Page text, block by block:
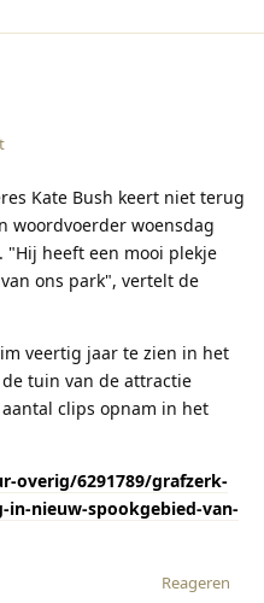
Kate Bush keert niet terug
woordvoerder woensdag
"Hij heeft een mooi plekje
ons park", vertelt de
veertig jaar te zien in het
tuin van de attractie
clips opnam in het
overig/6291789/grafzerk-
nieuw-spookgebied-van-
Reageren